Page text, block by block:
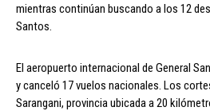
mientras continúan buscando a los 12
Santos.
El aeropuerto internacional de General
y canceló 17 vuelos nacionales. Los
Sarangani, provincia ubicada a 20